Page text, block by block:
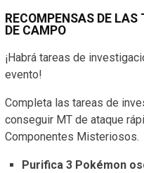
RECOMPENSAS DE
DE CAMPO
¡Habrá tareas de
evento!
Completa las tareas de
conseguir MT de ataque
Componentes Misteriosos.
Purifica 3 Pokémon